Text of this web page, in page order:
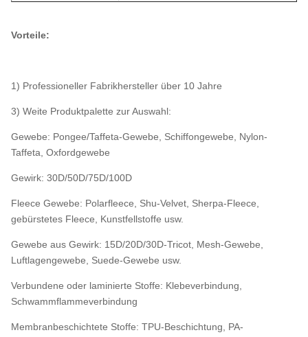
Vorteile:
1) Professioneller Fabrikhersteller über 10 Jahre
3) Weite Produktpalette zur Auswahl:
Gewebe: Pongee/Taffeta-Gewebe, Schiffongewebe, Nylon-
Taffeta, Oxfordgewebe
Gewirk: 30D/50D/75D/100D
Fleece Gewebe: Polarfleece, Shu-Velvet, Sherpa-Fleece,
gebürstetes Fleece, Kunstfellstoffe usw.
Gewebe aus Gewirk: 15D/20D/30D-Tricot, Mesh-Gewebe,
Luftlagengewebe, Suede-Gewebe usw.
Verbundene oder laminierte Stoffe: Klebeverbindung,
Schwammflammeverbindung
Membranbeschichtete Stoffe: TPU-Beschichtung, PA-